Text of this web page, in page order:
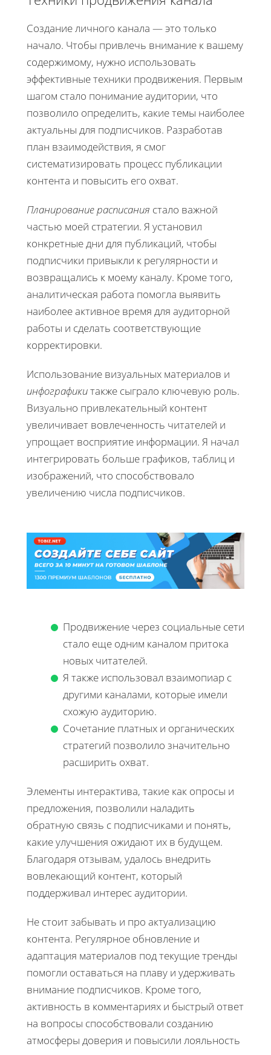
Создание личного канала — это только
начало. Чтобы привлечь внимание к вашему
содержимому, нужно использовать
эффективные техники продвижения. Первым
шагом стало понимание аудитории, что
позволило определить, какие темы наиболее
актуальны для подписчиков. Разработав
план взаимодействия, я смог
систематизировать процесс публикации
контента и повысить его охват.
Планирование расписания стало важной
частью моей стратегии. Я установил
конкретные дни для публикаций, чтобы
подписчики привыкли к регулярности и
возвращались к моему каналу. Кроме того,
аналитическая работа помогла выявить
наиболее активное время для аудиторной
работы и сделать соответствующие
корректировки.
Использование визуальных материалов и
инфографикитакже сыграло ключевую роль.
Визуально привлекательный контент
увеличивает вовлеченность читателей и
упрощает восприятие информации. Я начал
интегрировать больше графиков, таблиц и
изображений, что способствовало
увеличению числа подписчиков.
Продвижение через социальные сети
стало еще одним каналом притока
новых читателей.
Я также использовал взаимопиар с
другими каналами, которые имели
схожую аудиторию.
Сочетание платных и органических
стратегий позволило значительно
расширить охват.
Элементы интерактива, такие как опросы и
предложения, позволили наладить
обратную связь с подписчиками и понять,
какие улучшения ожидают их в будущем.
Благодаря отзывам, удалось внедрить
вовлекающий контент, который
поддерживал интерес аудитории.
Не стоит забывать и про актуализацию
контента. Регулярное обновление и
адаптация материалов под текущие тренды
помогли оставаться на плаву и удерживать
внимание подписчиков. Кроме того,
активность в комментариях и быстрый ответ
на вопросы способствовали созданию
атмосферы доверия и повысили лояльность